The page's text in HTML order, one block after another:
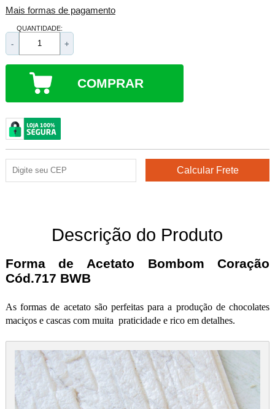
Mais formas de pagamento
QUANTIDADE:
- +
COMPRAR
Descrição do Produto
Forma de Acetato Bombom Coração
Cód.717 BWB
As formas de acetato são perfeitas para a produção de chocolates
maciços e cascas com muita praticidade e rico em detalhes.